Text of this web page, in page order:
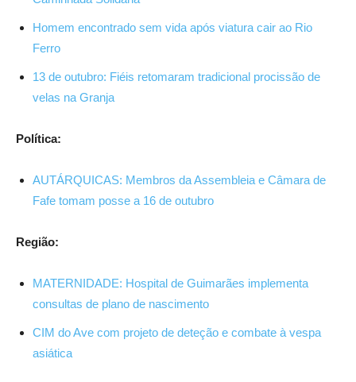
Homem encontrado sem vida após viatura cair ao Rio
Ferro
13 de outubro: Fiéis retomaram tradicional procissão de
velas na Granja
Política:
AUTÁRQUICAS: Membros da Assembleia e Câmara de
Fafe tomam posse a 16 de outubro
Região:
MATERNIDADE: Hospital de Guimarães implementa
consultas de plano de nascimento
CIM do Ave com projeto de deteção e combate à vespa
asiática